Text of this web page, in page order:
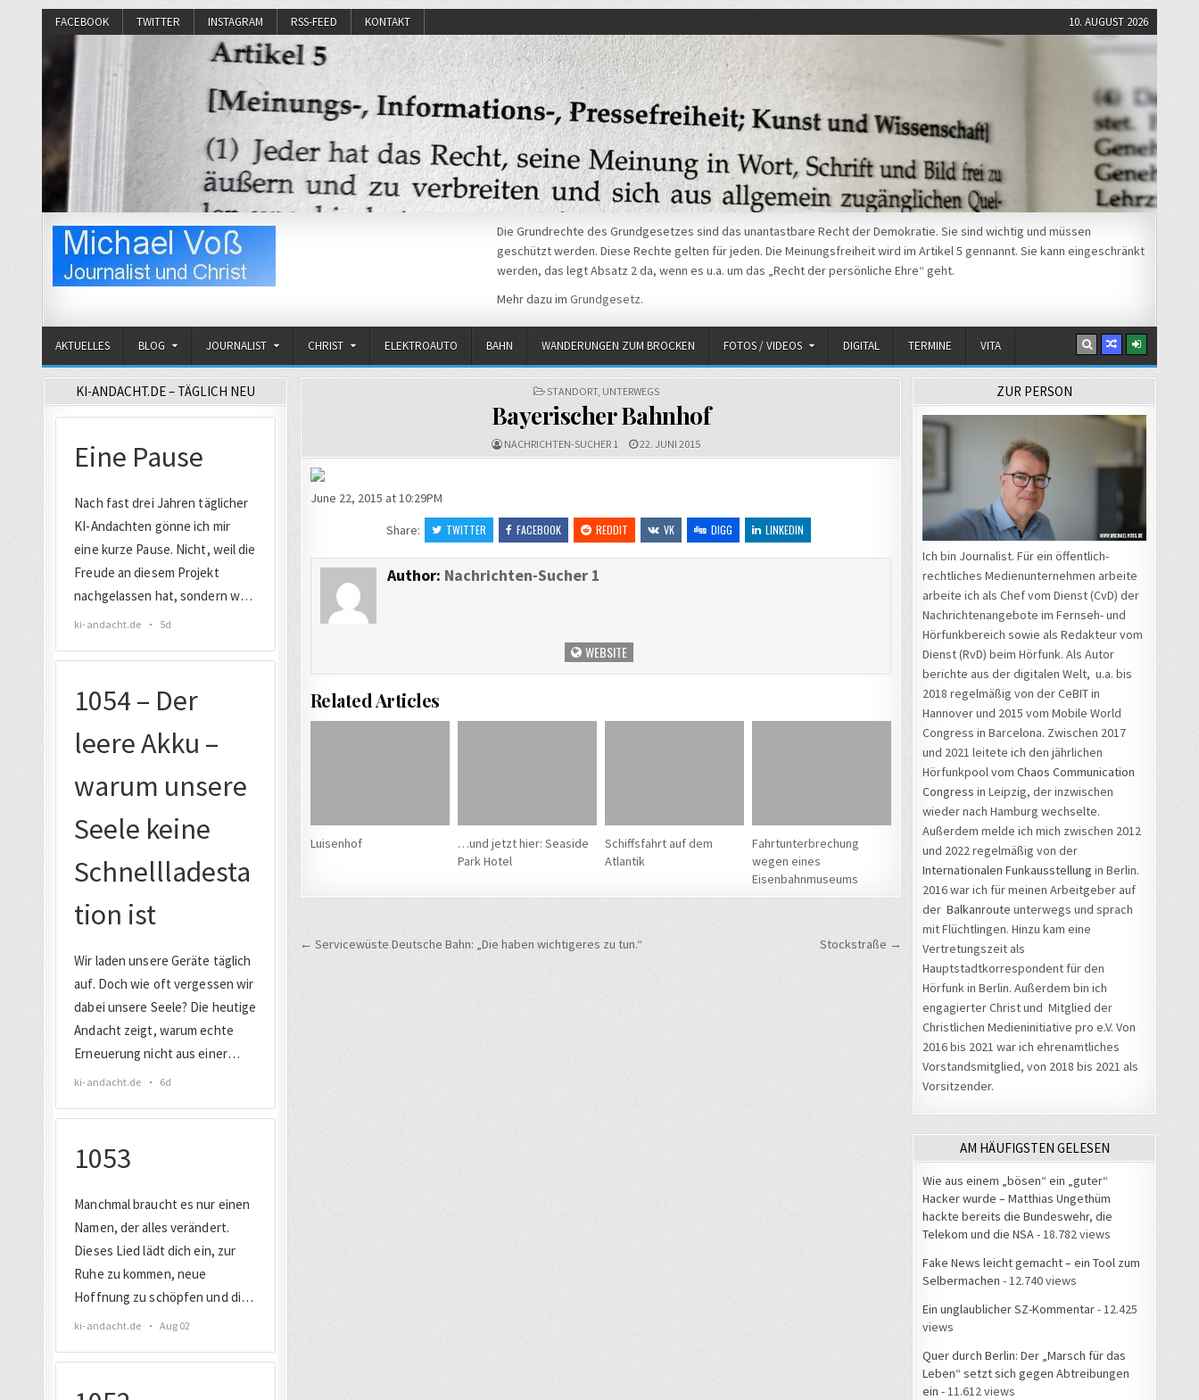
FACEBOOK TWITTER INSTAGRAM RSS-FEED KONTAKT 10. AUGUST 2026
Die Grundrechte des Grundgesetzes sind das unantastbare Recht der Demokratie. Sie sind wichtig und müssen
geschützt werden. Diese Rechte gelten für jeden. Die Meinungsfreiheit wird im Artikel 5 gennannt. Sie kann eingeschränkt
werden, das legt Absatz 2 da, wenn es u.a. um das „Recht der persönliche Ehre“ geht.
Mehr dazu im Grundgesetz.
AKTUELLES BLOG JOURNALIST CHRIST ELEKTROAUTO BAHN WANDERUNGEN ZUM BROCKEN FOTOS / VIDEOS DIGITAL TERMINE VITA
POSTED
IN
STANDORT, UNTERWEGS
Bayerischer Bahnhof
NACHRICHTEN-SUCHER 1 22. JUNI 2015
June 22, 2015 at 10:29PM
Share:
TWITTER FACEBOOK REDDIT VK DIGG LINKEDIN
Author: Nachrichten-Sucher 1
WEBSITE
Related Articles
Luisenhof
…und jetzt hier: Seaside
Park Hotel
Schiffsfahrt auf dem
Atlantik
Fahrtunterbrechung
wegen eines
Eisenbahnmuseums
Beitragsnavigation Stockstraße →
← Servicewüste Deutsche Bahn: „Die haben wichtigeres zu tun.“
KI-ANDACHT.DE – TÄGLICH NEU ZUR PERSON
Ich bin Journalist. Für ein öffentlich-
rechtliches Medienunternehmen arbeite
arbeite ich als Chef vom Dienst (CvD) der
Nachrichtenangebote im Fernseh- und
Hörfunkbereich sowie als Redakteur vom
Dienst (RvD) beim Hörfunk. Als Autor
berichte aus der digitalen Welt, u.a. bis
2018 regelmäßig von der CeBIT in
Hannover und 2015 vom Mobile World
Congress in Barcelona. Zwischen 2017
und 2021 leitete ich den jährlichen
Hörfunkpool vom Chaos Communication
Congress in Leipzig, der inzwischen
wieder nach Hamburg wechselte.
Außerdem melde ich mich zwischen 2012
und 2022 regelmäßig von der
Internationalen Funkausstellung in Berlin.
2016 war ich für meinen Arbeitgeber auf
der Balkanroute unterwegs und sprach
mit Flüchtlingen. Hinzu kam eine
Vertretungszeit als
Hauptstadtkorrespondent für den
Hörfunk in Berlin. Außerdem bin ich
engagierter Christ und Mitglied der
Christlichen Medieninitiative pro e.V. Von
2016 bis 2021 war ich ehrenamtliches
Vorstandsmitglied, von 2018 bis 2021 als
Vorsitzender.
AM HÄUFIGSTEN GELESEN
Wie aus einem „bösen“ ein „guter“
Hacker wurde – Matthias Ungethüm
hackte bereits die Bundeswehr, die
Telekom und die NSA - 18.782 views
Fake News leicht gemacht – ein Tool zum
Selbermachen - 12.740 views
Ein unglaublicher SZ-Kommentar- 12.425
views
Quer durch Berlin: Der „Marsch für das
Leben“ setzt sich gegen Abtreibungen
ein - 11.612 views